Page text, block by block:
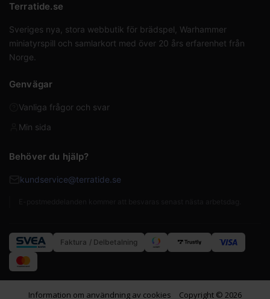
Terratide.se
Sveriges nya, stora webbutik för brädspel, Warhammer
miniatyrspill och samlarkort med över 20 års erfarenhet från
Norge.
Genvägar
Vanliga frågor och svar
Min sida
Behöver du hjälp?
kundservice@terratide.se
Faktura / Delbetalning
Information om användning av cookies Copyright © 2026